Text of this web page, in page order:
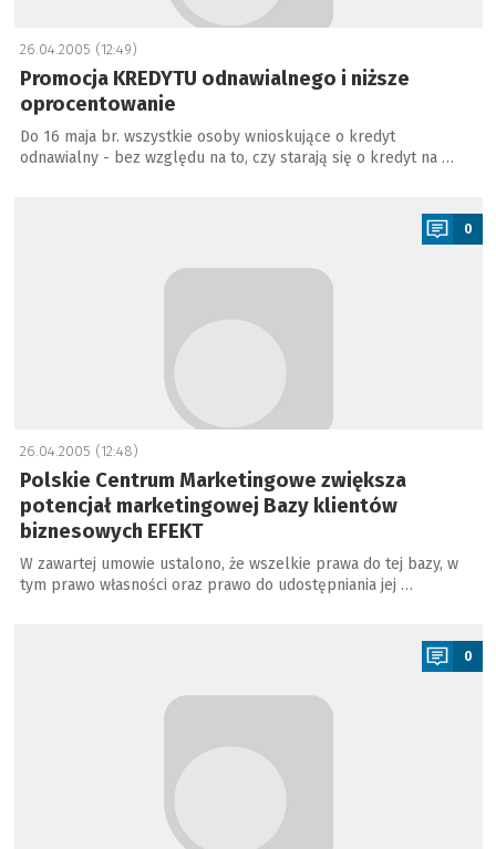
26.04.2005 (12:49)
Promocja KREDYTU odnawialnego i niższe
oprocentowanie
Do 16 maja br. wszystkie osoby wnioskujące o kredyt
odnawialny - bez względu na to, czy starają się o kredyt na …
0
26.04.2005 (12:48)
Polskie Centrum Marketingowe zwiększa
potencjał marketingowej Bazy klientów
biznesowych EFEKT
W zawartej umowie ustalono, że wszelkie prawa do tej bazy, w
tym prawo własności oraz prawo do udostępniania jej …
0